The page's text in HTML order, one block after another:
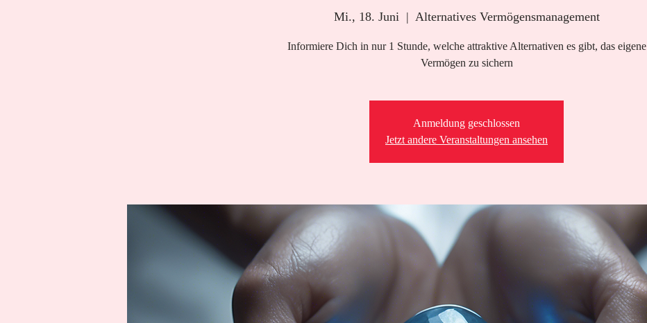
Mi., 18. Juni
  |
Alternatives Vermögensmanagement
Informiere Dich in nur 1 Stunde, welche attraktive Alternativen es gibt, das eigene
Vermögen zu sichern
Anmeldung geschlossen
Jetzt andere Veranstaltungen ansehen